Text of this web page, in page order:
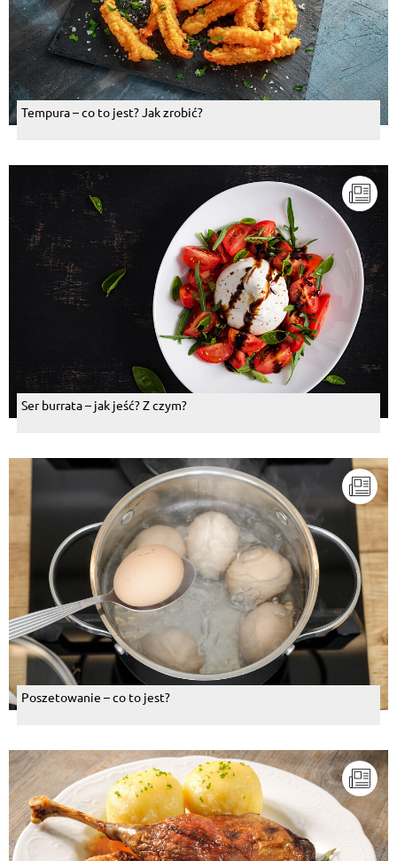
Tempura – co to jest? Jak zrobić?
Ser burrata – jak jeść? Z czym?
Poszetowanie – co to jest?